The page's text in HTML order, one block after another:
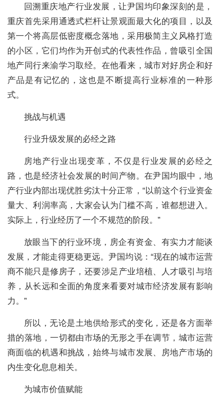
回溯重庆地产行业发展，让尹国均印象深刻的是，
重庆首先采用通透式栏杆让景观面最大化的项目，以及
第一个将高层低密度概念落地，采用极简主义风格打造
的小区，它们均作为开创式的代表性作品，曾吸引全国
地产同行来渝学习取经。在他看来，城市对好房企和好
产品是有记忆的，这也是不断提高行业标准的一种形
式。
挑战与机遇
行业升级发展的必经之路
房地产行业出现变革，不仅是行业发展的必经之
路，也是经济社会发展的时间产物。在尹国均眼中，地
产行业内部出现优胜劣汰十分正常，“以前这个行业资金
量大、利润率高，大家会认为门槛不高，谁都想进入。
实际上，行业经历了一个不规范的阶段。”
放眼当下的行业环境，房企有资金、有实力才能谈
发展，才能走得更稳更远。尹国均说：“现在的城市运营
商不能只是修房子，还要涉足产业培植、人才吸引与培
养，从长远和全面的角度来看要对城市经济发展有影响
力。”
所以，无论是土地供给形式的变化，还是各方面举
措的落地，一切都由市场的无形之手在调节，城市运营
商面临的机遇和挑战，始终与城市发展、房地产市场的
内生变化息息相关。
为城市价值赋能